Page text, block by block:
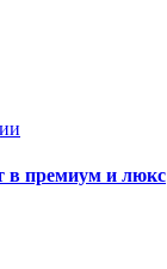
в премиум и люкс